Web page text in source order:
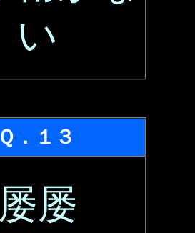
い
Ｑ．１３
屡屡